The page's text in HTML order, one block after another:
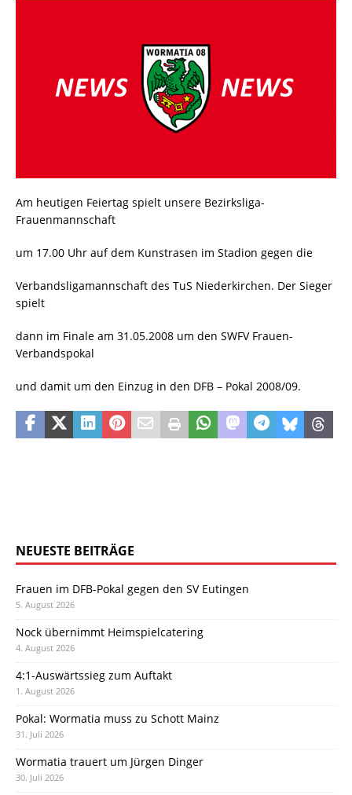
Am heutigen Feiertag spielt unsere Bezirksliga-
Frauenmannschaft
um 17.00 Uhr auf dem Kunstrasen im Stadion gegen die
Verbandsligamannschaft des TuS Niederkirchen. Der Sieger
spielt
dann im Finale am 31.05.2008 um den SWFV Frauen-
Verbandspokal
und damit um den Einzug in den DFB – Pokal 2008/09.
NEUESTE BEITRÄGE
Frauen im DFB-Pokal gegen den SV Eutingen
5. August 2026
Nock übernimmt Heimspielcatering
4. August 2026
4:1-Auswärtssieg zum Auftakt
1. August 2026
Pokal: Wormatia muss zu Schott Mainz
31. Juli 2026
Wormatia trauert um Jürgen Dinger
30. Juli 2026